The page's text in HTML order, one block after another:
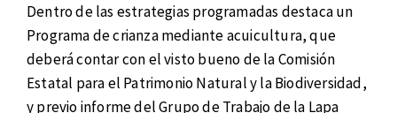
Dentro de las estrategias programadas destaca un
Programa de crianza mediante acuicultura, que
deberá contar con el visto bueno de la Comisión
Estatal para el Patrimonio Natural y la Biodiversidad,
y previo informe del Grupo de Trabajo de la Lapa